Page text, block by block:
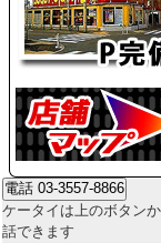
ケータイは上のボタン
話できます